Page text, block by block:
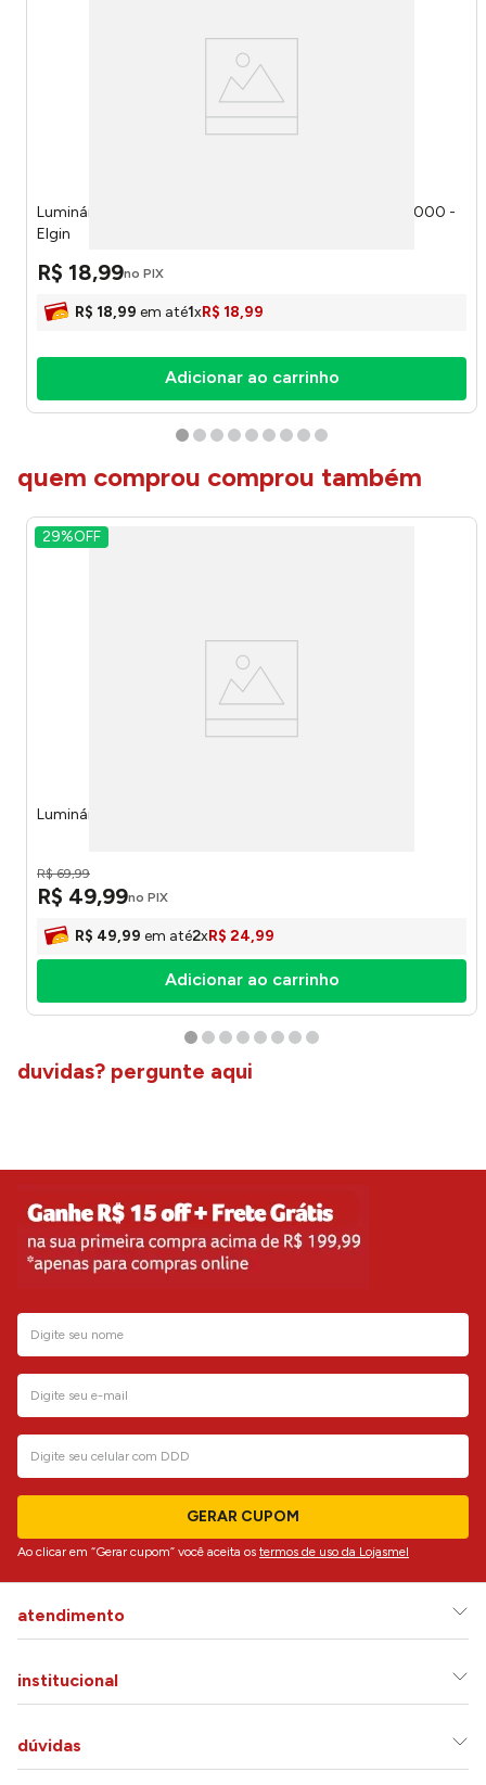
Luminária de Emergência 30 LEDs 6500K 48LEM30L0000 -
Elgin
R$ 18,99no PIX
R$ 18,99 em até1xR$ 18,99
Adicionar ao carrinho
quem comprou comprou também
29%OFF
Luminária de Mesa Led Light - Kian 10612
R$ 69,99
R$ 49,99no PIX
R$ 49,99 em até2xR$ 24,99
Adicionar ao carrinho
duvidas? pergunte aqui
GERAR CUPOM
Ao clicar em “Gerar cupom” você aceita os termos de uso da Lojasmel
atendimento
institucional
dúvidas